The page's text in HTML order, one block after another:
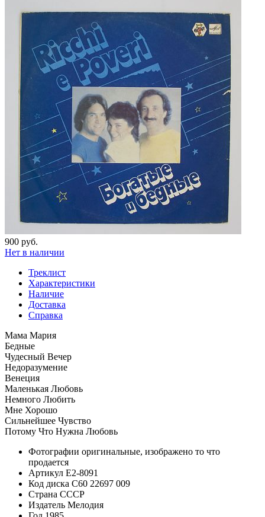
900 руб.
Нет в наличии
Треклист
Характеристики
Наличие
Доставка
Справка
Мама Мария
Бедные
Чудесный Вечер
Недоразумение
Венеция
Маленькая Любовь
Немного Любить
Мне Хорошо
Сильнейшее Чувство
Потому Что Нужна Любовь
Фотографии оригинальные, изображено то что
продается
Артикул E2-8091
Код диска С60 22697 009
Страна СССР
Издатель Мелодия